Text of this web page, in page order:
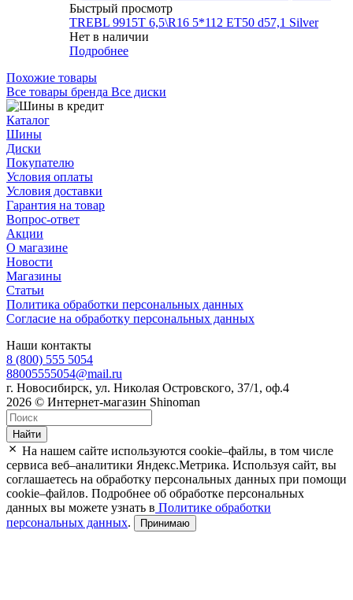
Быстрый просмотр
TREBL 9915T 6,5\R16 5*112 ET50 d57,1 Silver
Нет в наличии
Подробнее
Похожие товары
Все товары бренда Все диски
Каталог
Шины
Диски
Покупателю
Условия оплаты
Условия доставки
Гарантия на товар
Вопрос-ответ
Акции
О магазине
Новости
Магазины
Статьи
Политика обработки персональных данных
Согласие на обработку персональных данных
Наши контакты
8 (800) 555 5054
88005555054@mail.ru
г. Новосибирск, ул. Николая Островского, 37/1, оф.4
2026 © Интернет-магазин Shinoman
Найти
На нашем сайте используются cookie–файлы, в том числе
сервиса веб–аналитики Яндекс.Метрика. Используя сайт, вы
соглашаетесь на обработку персональных данных при помощи
cookie–файлов. Подробнее об обработке персональных
данных вы можете узнать в Политике обработки
персональных данных. Принимаю